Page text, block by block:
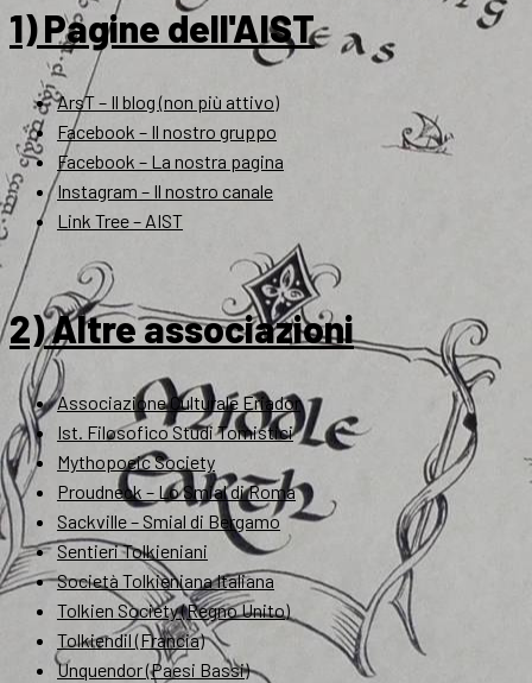
1) Pagine dell'AIST
ArsT – Il blog (non più attivo)
Facebook – Il nostro gruppo
Facebook – La nostra pagina
Instagram – Il nostro canale
Link Tree – AIST
2) Altre associazioni
Associazione Culturale Eriador
Ist. Filosofico Studi Tomistici
Mythopoeic Society
Proudneck – Lo Smial di Roma
Sackville – Smial di Bergamo
Sentieri Tolkieniani
Società Tolkieniana Italiana
Tolkien Society (Regno Unito)
Tolkiendil (Francia)
Unquendor (Paesi Bassi)